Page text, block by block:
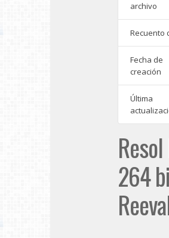
archivo
Recuento
Fecha de
creación
Última
264